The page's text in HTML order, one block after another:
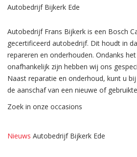
Autobedrijf Bijkerk Ede
Autobedrijf Frans Bijkerk is een Bosch
gecertificeerd autobedrijf. Dit houdt in
repareren en onderhouden. Ondanks
onafhankelijk zijn hebben wij ons
Naast reparatie en onderhoud, kunt u
de aanschaf van een nieuwe of
Zoek in onze occasions
Nieuws Autobedrijf Bijkerk Ede